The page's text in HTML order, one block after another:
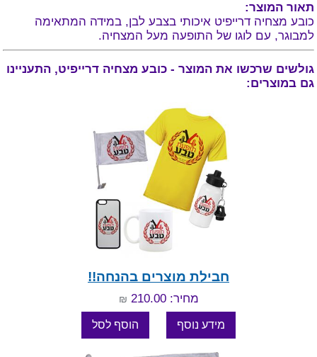
תאור המוצר:
כובע מצחיה דרייפיט איכותי בצבע לבן, במידה המתאימה
למבוגר, עם לוגו של התופעה מעל המצחיה.
גולשים שרכשו את המוצר - כובע מצחיה דרייפיט, התעניינו
גם במוצרים:
חבילת מוצרים בהנחה!!
מחיר: 210.00 ₪